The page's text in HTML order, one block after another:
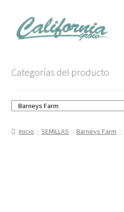
al
contenido
Carrito
Mi cuenta
Categorías del producto
Inicio SEMILLAS Barneys Farm